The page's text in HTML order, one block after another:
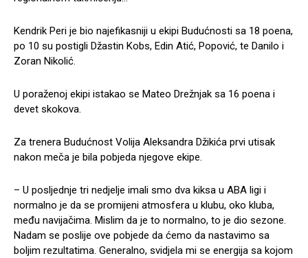
Kendrik Peri je bio najefikasniji u ekipi Budućnosti sa 18 poena,
po 10 su postigli Džastin Kobs, Edin Atić, Popović, te Danilo i
Zoran Nikolić.
U poraženoj ekipi istakao se Mateo Drežnjak sa 16 poena i
devet skokova.
Za trenera Budućnost Volija Aleksandra Džikića prvi utisak
nakon meča je bila pobjeda njegove ekipe.
– U posljednje tri nedjelje imali smo dva kiksa u ABA ligi i
normalno je da se promijeni atmosfera u klubu, oko kluba,
među navijačima. Mislim da je to normalno, to je dio sezone.
Nadam se poslije ove pobjede da ćemo da nastavimo sa
boljim rezultatima. Generalno, svidjela mi se energija sa kojom